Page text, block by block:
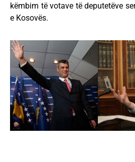
këmbim të votave të deputetëve
e Kosovës.